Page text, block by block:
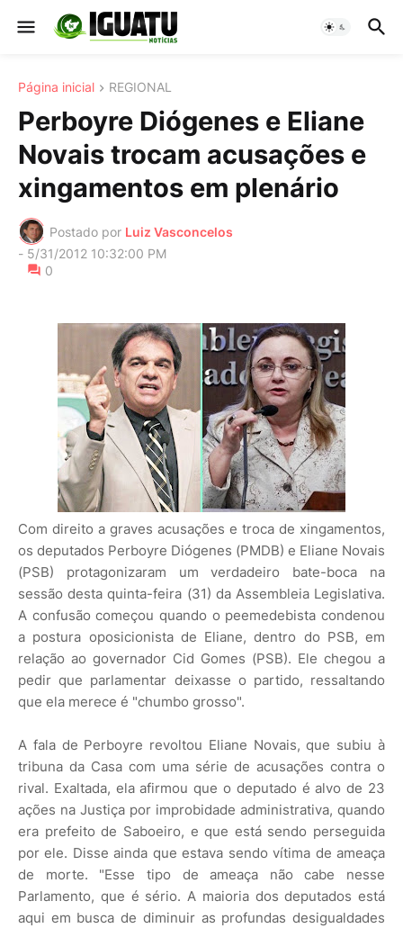
Página inicial REGIONAL
Perboyre Diógenes e Eliane
Novais trocam acusações e
xingamentos em plenário
Postado por Luiz Vasconcelos
- 5/31/2012 10:32:00 PM
0
Com direito a graves acusações e troca de xingamentos,
os deputados Perboyre Diógenes (PMDB) e Eliane Novais
(PSB) protagonizaram um verdadeiro bate-boca na
sessão desta quinta-feira (31) da Assembleia Legislativa.
A confusão começou quando o peemedebista condenou
a postura oposicionista de Eliane, dentro do PSB, em
relação ao governador Cid Gomes (PSB). Ele chegou a
pedir que parlamentar deixasse o partido, ressaltando
que ela merece é "chumbo grosso".
A fala de Perboyre revoltou Eliane Novais, que subiu à
tribuna da Casa com uma série de acusações contra o
rival. Exaltada, ela afirmou que o deputado é alvo de 23
ações na Justiça por improbidade administrativa, quando
era prefeito de Saboeiro, e que está sendo perseguida
por ele. Disse ainda que estava sendo vítima de ameaça
de morte. "Esse tipo de ameaça não cabe nesse
Parlamento, que é sério. A maioria dos deputados está
aqui em busca de diminuir as profundas desigualdades